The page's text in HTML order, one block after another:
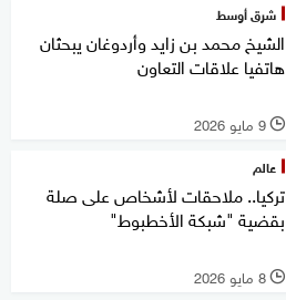
شرق أوسط
الشيخ محمد بن زايد وأردوغان يبحثان
هاتفيا علاقات التعاون
l 9 مايو 2026
عالم
تركيا.. ملاحقات لأشخاص على صلة
بقضية "شبكة الأخطبوط"
l 8 مايو 2026